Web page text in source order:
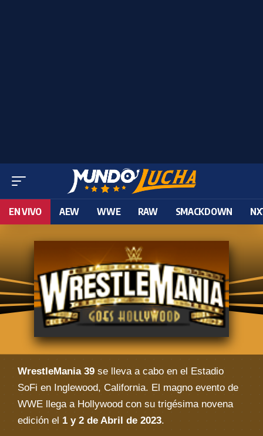
EN VIVO AEW WWE RAW SMACKDOWN
WrestleMania 39 se lleva a cabo en el Estadio
SoFi en Inglewood, California. El magno evento de
WWE llega a Hollywood con su trigésima novena
edición el 1 y 2 de Abril de 2023.